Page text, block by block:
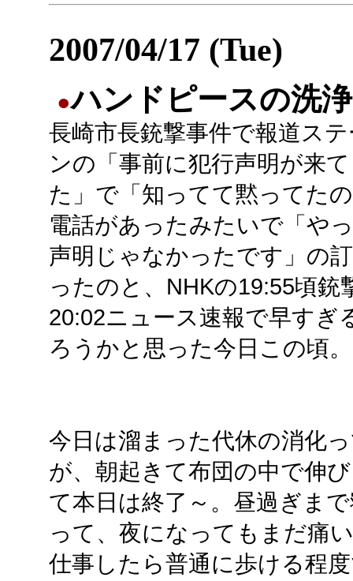
2007/04/17 (Tue)
●ハンドピースの洗浄
長崎市長銃撃事件で報道ス
ンの「事前に犯行声明が来
た」で「知ってて黙ってた
電話があったみたいで「や
声明じゃなかったです」の
ったのと、NHKの19:55頃銃
20:02ニュース速報で早すぎ
ろうかと思った今日この頃。
今日は溜まった代休の消化
が、朝起きて布団の中で伸
て本日は終了～。昼過ぎま
って、夜になってもまだ痛
仕事したら普通に歩ける程